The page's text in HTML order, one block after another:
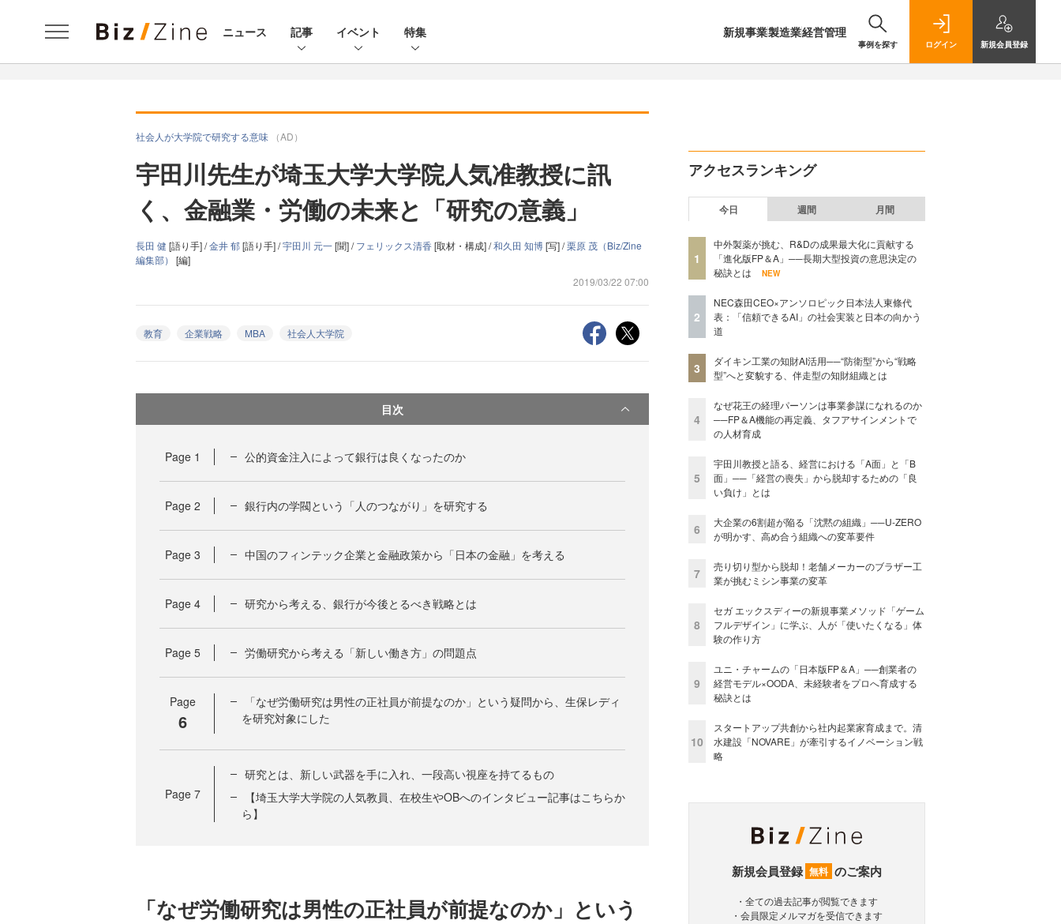
ニュース 記事 イベント 特集 新規事業製造業経営管理
事例を探す ログイン 新規会員登録
社会人が大学院で研究する意味 （AD）
宇田川先生が埼玉大学大学院人気准教授に訊
く、金融業・労働の未来と「研究の意義」
長田 健 [語り手] /金井 郁[語り手] /宇田川 元一[聞] /フェリックス清香[取材・構成] /和久田 知博[写] /栗原 茂（Biz/Zine
編集部） [編]
2019/03/22 07:00
教育 企業戦略 MBA 社会人大学院
目次
Page 1 公的資金注入によって銀行は良くなったのか
Page 2 銀行内の学閥という「人のつながり」を研究する
Page 3 中国のフィンテック企業と金融政策から「日本の金融」を考える
Page 4 研究から考える、銀行が今後とるべき戦略とは
Page 5 労働研究から考える「新しい働き方」の問題点
Page
6
「なぜ労働研究は男性の正社員が前提なのか」という疑問から、生保レディ
を研究対象にした
Page 7
研究とは、新しい武器を手に入れ、一段高い視座を持てるもの
【埼玉大学大学院の人気教員、在校生やOBへのインタビュー記事はこちらか
ら】
「なぜ労働研究は男性の正社員が前提なのか」という
アクセスランキング
今日 週間 月間
1
中外製薬が挑む、R&Dの成果最大化に貢献する
「進化版FP＆A」──長期大型投資の意思決定の
秘訣とは
NEW
2
NEC森田CEO×アンソロピック日本法人東條代
表：「信頼できるAI」の社会実装と日本の向かう
道
3
ダイキン工業の知財AI活用──“防衛型”から“戦略
型”へと変貌する、伴走型の知財組織とは
4
なぜ花王の経理パーソンは事業参謀になれるのか
──FP＆A機能の再定義、タフアサインメントで
の人材育成
5
宇田川教授と語る、経営における「A面」と「B
面」──「経営の喪失」から脱却するための「良
い負け」とは
6
大企業の6割超が陥る「沈黙の組織」──U-ZERO
が明かす、高め合う組織への変革要件
7
売り切り型から脱却！老舗メーカーのブラザー工
業が挑むミシン事業の変革
8
セガ エックスディーの新規事業メソッド「ゲーム
フルデザイン」に学ぶ、人が「使いたくなる」体
験の作り方
9
ユニ・チャームの「日本版FP＆A」──創業者の
経営モデル×OODA、未経験者をプロへ育成する
秘訣とは
10
スタートアップ共創から社内起業家育成まで。清
水建設「NOVARE」が牽引するイノベーション戦
略
新規会員登録 無料 のご案内
・全ての過去記事が閲覧できます
・会員限定メルマガを受信できます